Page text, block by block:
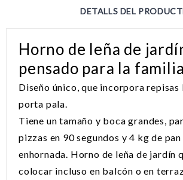
DETALLS DEL
Horno de leña de
pensado para la
Diseño único, que incorpora repisas
porta pala.
Tiene un tamaño y boca grandes,
pizzas en 90 segundos y 4 kg de pan
enhornada. Horno de leña de jardín
colocar incluso en balcón o en